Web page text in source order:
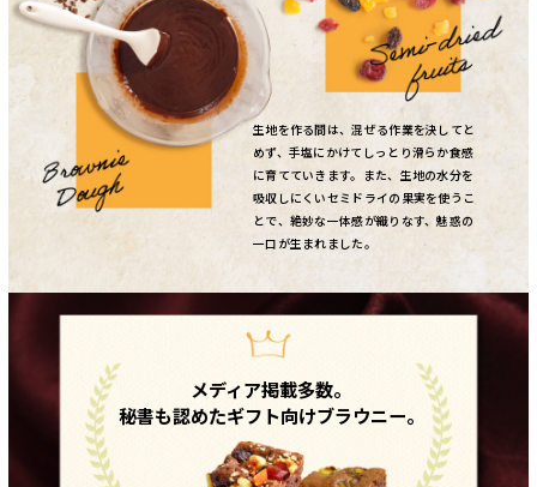
生地を作る間は、混ぜる作業を決してと
めず、手塩にかけてしっとり滑らか食感
に育てていきます。また、生地の水分を
吸収しにくいセミドライの果実を使うこ
とで、絶妙な一体感が織りなす、魅惑の
一口が生まれました。
メディア掲載多数。
秘書も認めたギフト向けブラウニー。